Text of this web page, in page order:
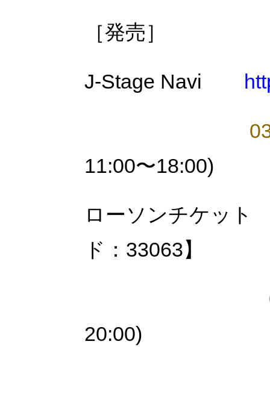
［発売］
J-Stage Navi
11:00〜18:00)
ローソンチケッ
ド： 33063】
20:00)